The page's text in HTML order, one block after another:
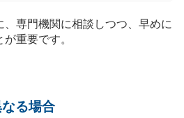
専門機関に相談しつつ、早めに
重要です。
る場合